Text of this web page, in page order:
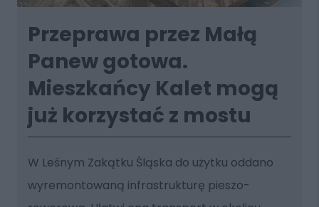
Przeprawa przez Małą
Panew gotowa.
Mieszkańcy Kalet mogą
już korzystać z mostu
W Leśnym Zakątku Śląska do użytku oddano
wyremontowaną infrastrukturę pieszo-